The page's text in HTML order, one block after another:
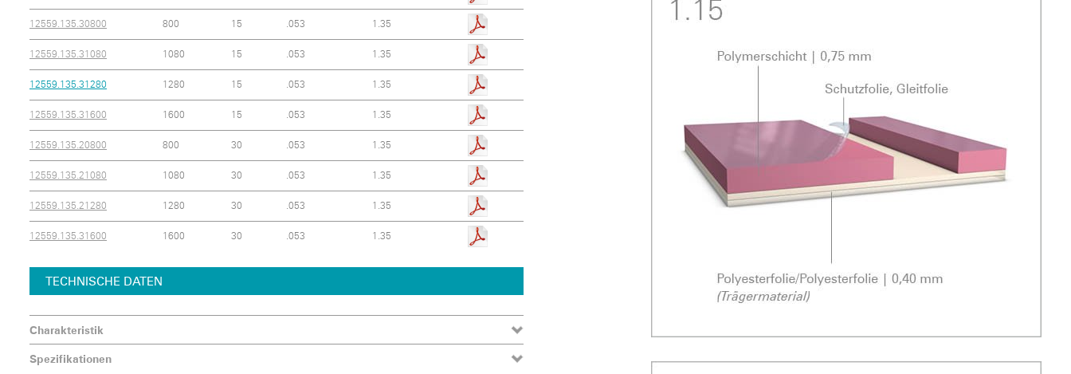
12559.135.30800 800 15 .053 1.35
12559.135.31080 1080 15 .053 1.35
12559.135.31280 1280 15 .053 1.35
12559.135.31600 1600 15 .053 1.35
12559.135.20800 800 30 .053 1.35
12559.135.21080 1080 30 .053 1.35
12559.135.21280 1280 30 .053 1.35
12559.135.31600 1600 30 .053 1.35
TECHNISCHE DATEN
Charakteristik
Spezifikationen